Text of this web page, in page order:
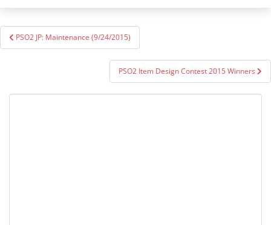
Post
navigation
PSO2 JP: Maintenance (9/24/2015)
PSO2 Item Design Contest 2015 Winners